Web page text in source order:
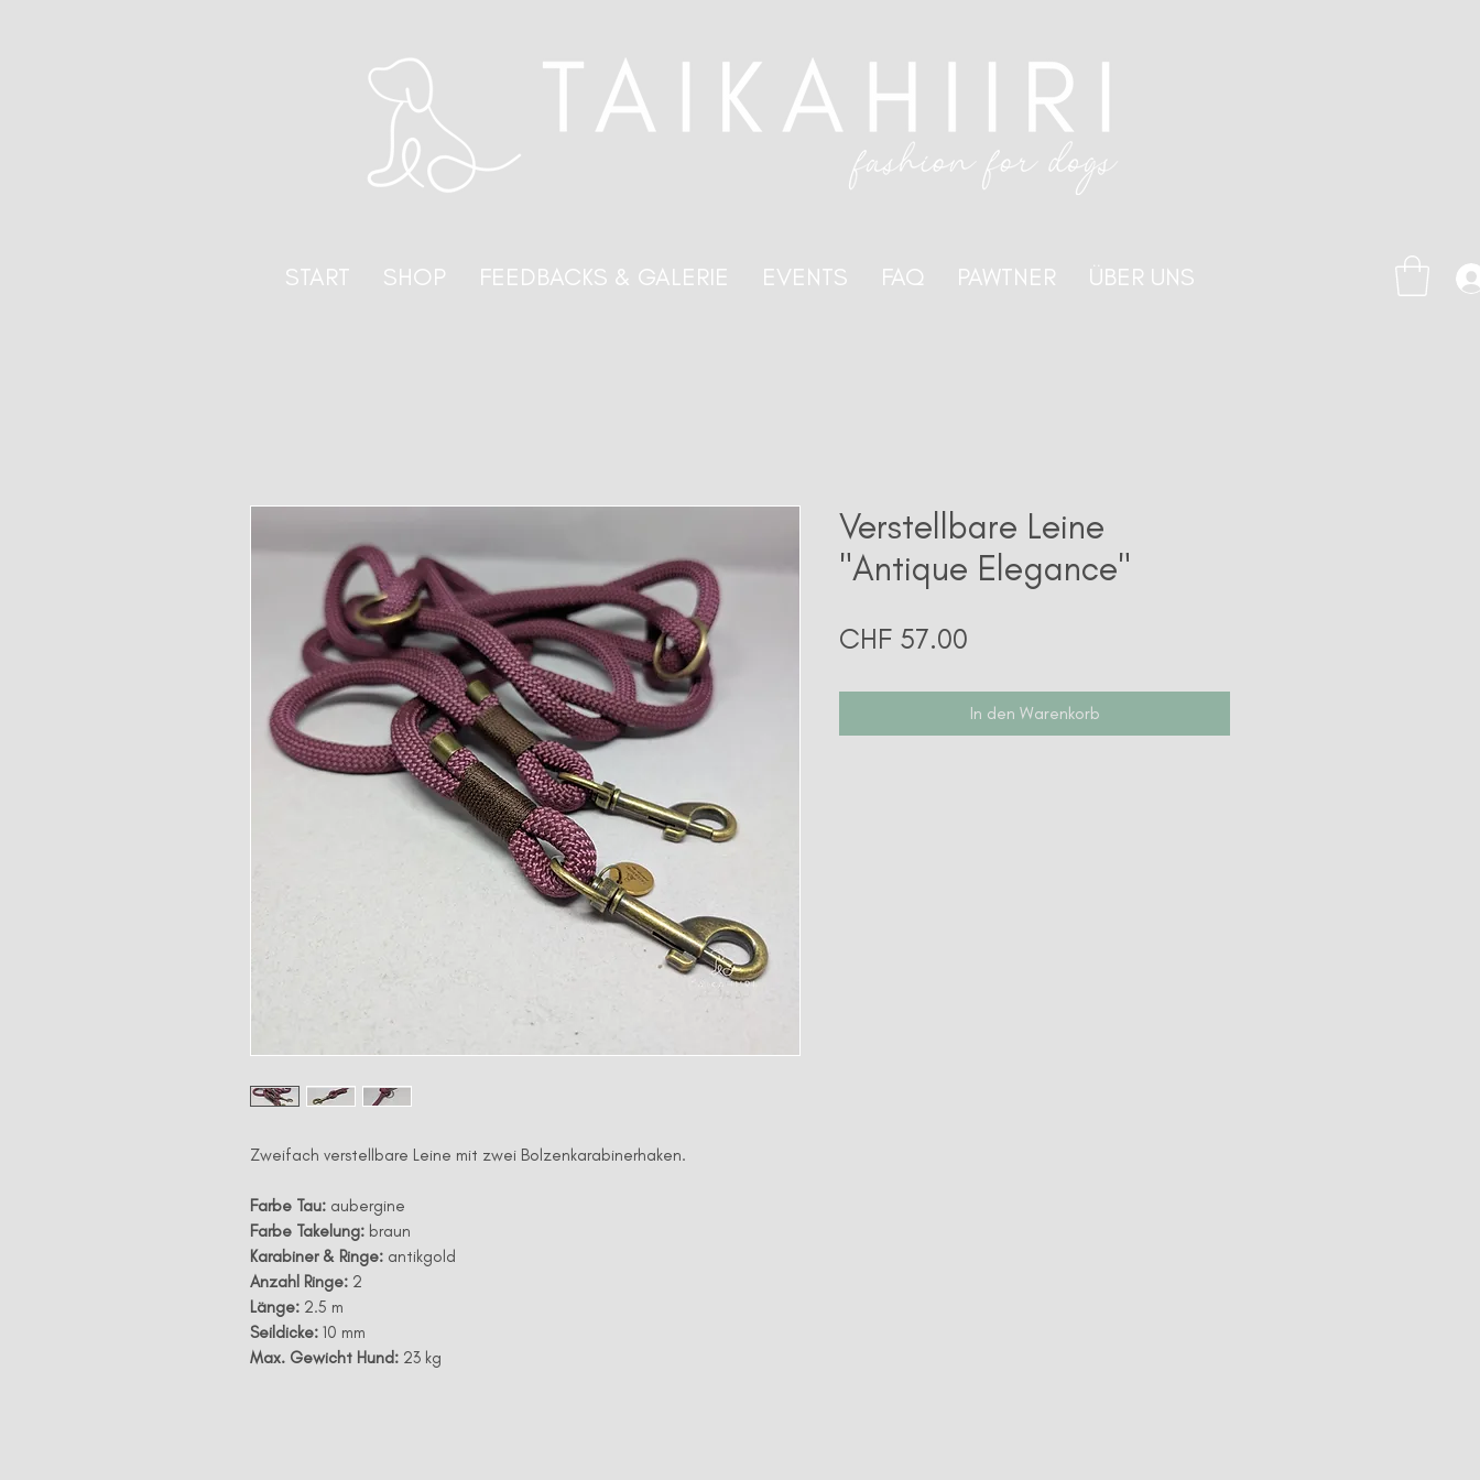
START SHOP FEEDBACKS & GALERIE EVENTS FAQ PAWTNER ÜBER UNS
Zweifach verstellbare Leine mit zwei Bolzenkarabinerhaken.
Farbe Tau: aubergine
Farbe Takelung: braun
Karabiner & Ringe: antikgold
Anzahl Ringe: 2
Länge: 2.5 m
Seildicke: 10 mm
Max. Gewicht Hund: 23 kg
Verstellbare Leine
"Antique Elegance"
CHF 57.00
In den Warenkorb